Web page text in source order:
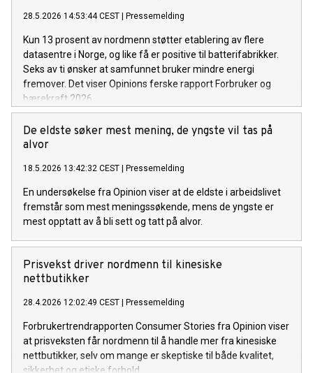
28.5.2026 14:53:44 CEST Pressemelding
Kun 13 prosent av nordmenn støtter etablering av flere
datasentre i Norge, og like få er positive til batterifabrikker.
Seks av ti ønsker at samfunnet bruker mindre energi
fremover. Det viser Opinions ferske rapport Forbruker og
bærekraft 2026.
De eldste søker mest mening, de yngste vil tas på
alvor
18.5.2026 13:42:32 CEST Pressemelding
En undersøkelse fra Opinion viser at de eldste i arbeidslivet
fremstår som mest meningssøkende, mens de yngste er
mest opptatt av å bli sett og tatt på alvor.
Prisvekst driver nordmenn til kinesiske
nettbutikker
28.4.2026 12:02:49 CEST Pressemelding
Forbrukertrendrapporten Consumer Stories fra Opinion viser
at prisveksten får nordmenn til å handle mer fra kinesiske
nettbutikker, selv om mange er skeptiske til både kvalitet,
sikkerhet og etiske forhold.